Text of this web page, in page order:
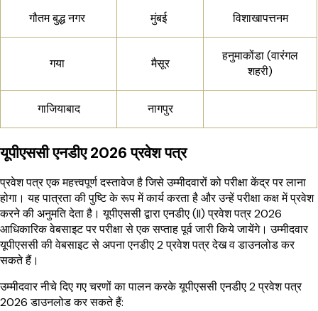
गौतम बुद्ध नगर मुंबई विशाखापत्तनम
गया मैसूर
हनुमाकोंडा (वारंगल
शहरी)
गाजियाबाद नागपुर
यूपीएससी एनडीए 2026 प्रवेश पत्र
प्रवेश पत्र एक महत्त्वपूर्ण दस्तावेज है जिसे उम्मीदवारों को परीक्षा केंद्र पर लाना
होगा। यह पात्रता की पुष्टि के रूप में कार्य करता है और उन्हें परीक्षा कक्ष में प्रवेश
करने की अनुमति देता है।यूपीएससी द्वारा एनडीए (II) प्रवेश पत्र 2026
आधिकारिक वेबसाइट पर परीक्षा से एक सप्ताह पूर्व जारी किये जायेंगे। उम्मीदवार
यूपीएससी की वेबसाइट से अपना एनडीए 2 प्रवेश पत्र देख व डाउनलोड कर
सकते हैं।
उम्मीदवार नीचे दिए गए चरणों का पालन करके यूपीएससी एनडीए 2 प्रवेश पत्र
2026 डाउनलोड कर सकते हैं: